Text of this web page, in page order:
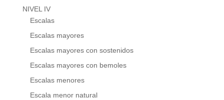
NIVEL IV
Escalas
Escalas mayores
Escalas mayores con sostenidos
Escalas mayores con bemoles
Escalas menores
Escala menor natural